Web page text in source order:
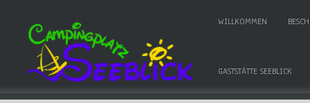
WILLKOMMEN
GASTSTÄTTE SEEBLICK